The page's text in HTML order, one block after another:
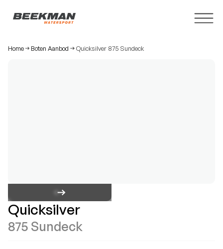
Home Boten Aanbod Quicksilver 875 Sundeck
Quicksilver
875 Sundeck